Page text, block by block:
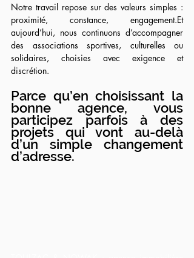
Notre travail repose sur des valeurs simples :
proximité, constance, engagement.Et
aujourd’hui, nous continuons d’accompagner
des associations sportives, culturelles ou
solidaires, choisies avec exigence et
discrétion.
Parce qu’en choisissant la
bonne agence, vous
participez parfois à des
projets qui vont au-delà
d’un simple changement
d’adresse.